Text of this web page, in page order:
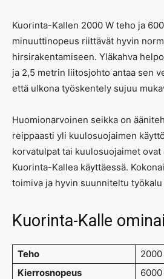
Kuorinta-Kallen 2000 W teho ja
minuuttinopeus riittävät hyvin
hirsirakentamiseen. Yläkahva
ja 2,5 metrin liitosjohto antaa sen
että ulkona työskentely sujuu
Huomionarvoinen seikka on
reippaasti yli kuulosuojaimen
korvatulpat tai kuulosuojaimet
Kuorinta-Kallea käyttäessä.
toimiva ja hyvin suunniteltu
Kuorinta-Kalle
Teho
2000
Kierrosnopeus